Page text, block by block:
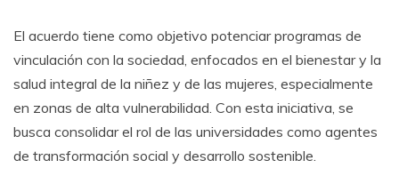
El acuerdo tiene como objetivo potenciar programas de
vinculación con la sociedad, enfocados en el bienestar y la
salud integral de la niñez y de las mujeres, especialmente
en zonas de alta vulnerabilidad. Con esta iniciativa, se
busca consolidar el rol de las universidades como agentes
de transformación social y desarrollo sostenible.